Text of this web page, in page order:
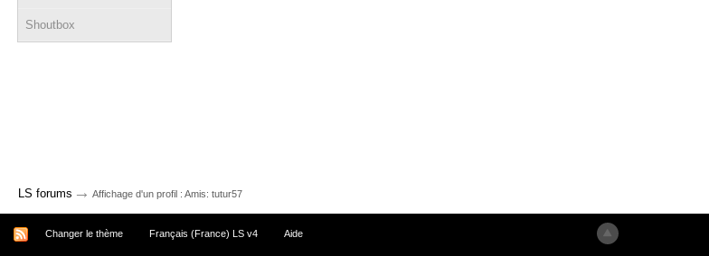
Shoutbox
LS forums → Affichage d'un profil : Amis: tutur57
Changer le thème Français (France) LS v4 Aide